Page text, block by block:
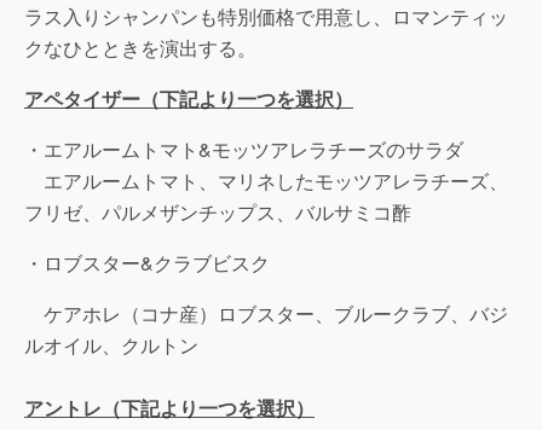
ラス入りシャンパンも特別価格で用意し、ロマンティッ
クなひとときを演出する。
アペタイザー（下記より一つを選択）
・エアルームトマト&モッツアレラチーズのサラダ
エアルームトマト、マリネしたモッツアレラチーズ、
フリゼ、パルメザンチップス、バルサミコ酢
・ロブスター&クラブビスク
ケアホレ（コナ産）ロブスター、ブルークラブ、バジ
ルオイル、クルトン
アントレ（下記より一つを選択）